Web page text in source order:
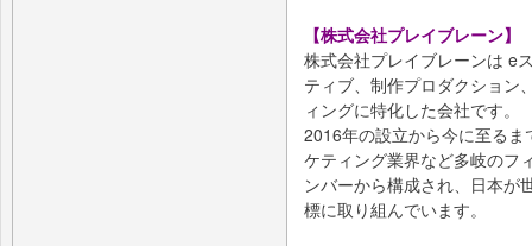
【株式会社プレイブレーン】
株式会社プレイブレーンは e
ティブ、制作プロダクション
ィングに特化した会社です。
2016年の設立から今に至る
ケティング業界など多岐のフ
ンバーから構成され、日本が
標に取り組んでいます。